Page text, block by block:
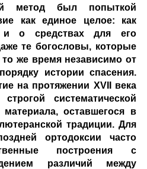
метод был попыткой
как единое целое: как
и о средствах для его
те богословы, которые
же время независимо от
истории спасения.
на протяжении XVII века
систематической
оставшегося в
традиции. Для
ортодоксии часто
построения с
различий между